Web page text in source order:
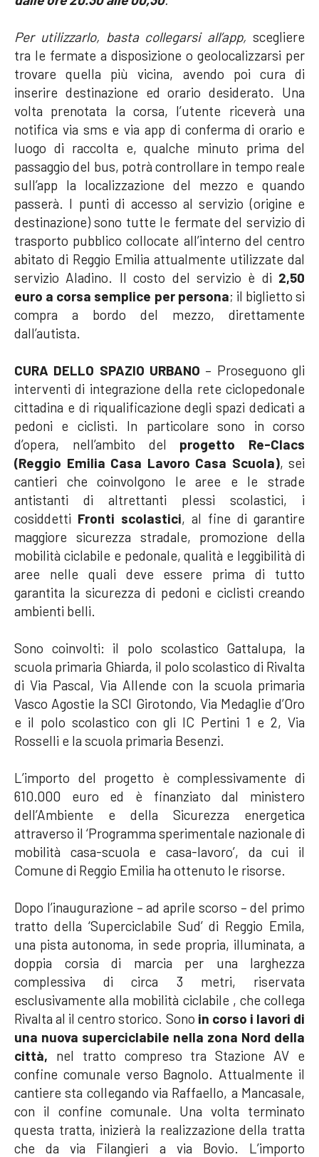
Per utilizzarlo, basta collegarsi all’app, scegliere
tra le fermate a disposizione o geolocalizzarsi per
trovare quella più vicina, avendo poi cura di
inserire destinazione ed orario desiderato. Una
volta prenotata la corsa, l’utente riceverà una
notifica via sms e via app di conferma di orario e
luogo di raccolta e, qualche minuto prima del
passaggio del bus, potrà controllare in tempo reale
sull’app la localizzazione del mezzo e quando
passerà. I punti di accesso al servizio (origine e
destinazione) sono tutte le fermate del servizio di
trasporto pubblico collocate all’interno del centro
abitato di Reggio Emilia attualmente utilizzate dal
servizio Aladino. Il costo del servizio è di 2,50
euro a corsa semplice per persona; il biglietto si
compra a bordo del mezzo, direttamente
dall’autista.
CURA DELLO SPAZIO URBANO – Proseguono gli
interventi di integrazione della rete ciclopedonale
cittadina e di riqualificazione degli spazi dedicati a
pedoni e ciclisti. In particolare sono in corso
d’opera, nell’ambito del progetto Re-Clacs
(Reggio Emilia Casa Lavoro Casa Scuola), sei
cantieri che coinvolgono le aree e le strade
antistanti di altrettanti plessi scolastici, i
cosiddetti Fronti scolastici, al fine di garantire
maggiore sicurezza stradale, promozione della
mobilità ciclabile e pedonale, qualità e leggibilità di
aree nelle quali deve essere prima di tutto
garantita la sicurezza di pedoni e ciclisti creando
ambienti belli.
Sono coinvolti: il polo scolastico Gattalupa, la
scuola primaria Ghiarda, il polo scolastico di Rivalta
di Via Pascal, Via Allende con la scuola primaria
Vasco Agostie la SCI Girotondo, Via Medaglie d’Oro
e il polo scolastico con gli IC Pertini 1 e 2, Via
Rosselli e la scuola primaria Besenzi.
L’importo del progetto è complessivamente di
610.000 euro ed è finanziato dal ministero
dell’Ambiente e della Sicurezza energetica
attraverso il ‘Programma sperimentale nazionale di
mobilità casa-scuola e casa-lavoro’, da cui il
Comune di Reggio Emilia ha ottenuto le risorse.
Dopo l’inaugurazione – ad aprile scorso – del primo
tratto della ‘Superciclabile Sud’ di Reggio Emila,
una pista autonoma, in sede propria, illuminata, a
doppia corsia di marcia per una larghezza
complessiva di circa 3 metri, riservata
esclusivamente alla mobilità ciclabile , che collega
Rivalta al il centro storico. Sono in corso i lavori di
una nuova superciclabile nella zona Nord della
città, nel tratto compreso tra Stazione AV e
confine comunale verso Bagnolo. Attualmente il
cantiere sta collegando via Raffaello, a Mancasale,
con il confine comunale. Una volta terminato
questa tratta, inizierà la realizzazione della tratta
che da via Filangieri a via Bovio. L’importo